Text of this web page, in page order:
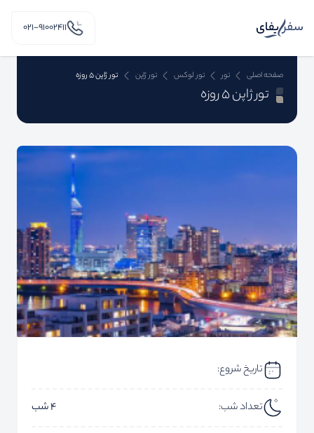
۰۲۱-91002411
صفحه اصلی تور تور لوکس تور ژاپن تور ژاپن 5 روزه
تور ژاپن 5 روزه
تاریخ شروع:
تعداد شب: 4 شب